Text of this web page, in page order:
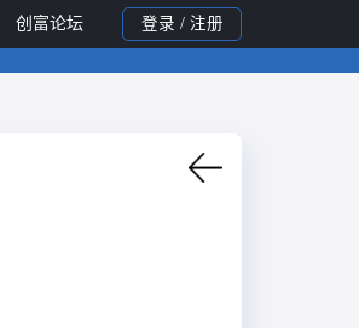
创富论坛 登录 / 注册